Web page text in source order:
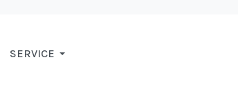
SERVICE